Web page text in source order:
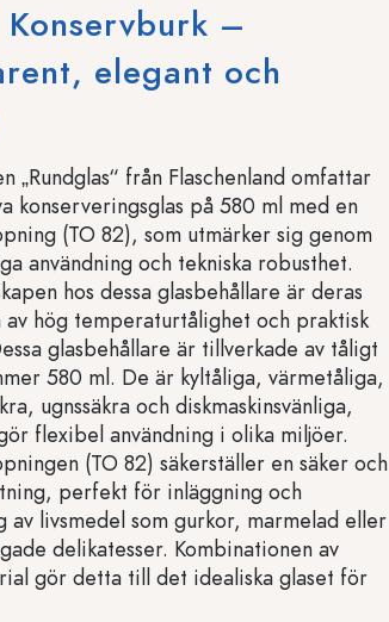
–
elegant och
„Rundglas“ från Flaschenland omfattar
konserveringsglas på 580 ml med en
(TO 82), som utmärker sig genom
användning och tekniska robusthet.
hos dessa glasbehållare är deras
av hög temperaturtålighet och praktisk
glasbehållare är tillverkade av tåligt
580 ml. De är kyltåliga, värmetåliga,
ugnssäkra och diskmaskinsvänliga,
flexibel användning i olika miljöer.
(TO 82) säkerställer en säker och
perfekt för inläggning och
av livsmedel som gurkor, marmelad eller
delikatesser. Kombinationen av
gör detta till det idealiska glaset för